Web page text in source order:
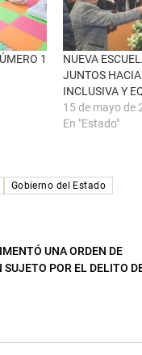
1
NUEVA
JUNTOS
INCLUSIVA Y
15 de mayo de
En "Estado"
Gobierno del Estado
UNA ORDEN DE
POR EL DELITO